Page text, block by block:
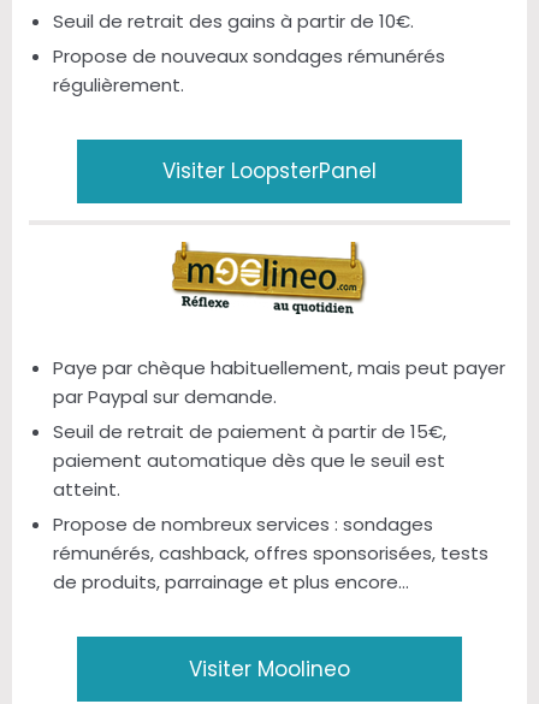
Seuil de retrait des gains à partir de 10€.
Propose de nouveaux sondages rémunérés
régulièrement.
Visiter LoopsterPanel
Paye par chèque habituellement, mais peut payer
par Paypal sur demande.
Seuil de retrait de paiement à partir de 15€,
paiement automatique dès que le seuil est
atteint.
Propose de nombreux services : sondages
rémunérés, cashback, offres sponsorisées, tests
de produits, parrainage et plus encore…
Visiter Moolineo